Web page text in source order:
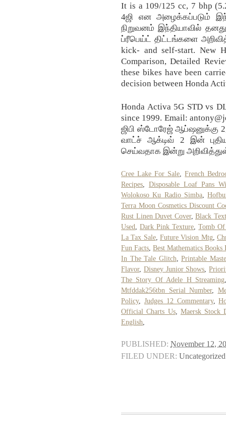
It is a 109/125 cc, 7 bhp
4ஜி என அழைக்கப்படும்
நிறுவனம் இந்தியாவில்
ப்ரீபெய்ட் திட்டங்களை
kick- and self-start. New
Comparison, Detailed
these bikes have been
decision between Honda
Honda Activa 5G STD vs
since 1999. Email:
ஜிபி ஸ்டோரேஜ் ஆப்ஷனுக்கு
வாட்ச் ஆக்டிவ் 2 இன்
செய்வதாக இன்று
Cree Lake For Sale ,French
Recipes
Disposable Loaf Pans
Wolokoso Ku Radio Simba,
Terra Moon Cosmetics Discount
Rust Linen Duvet Cover, Black
Used
,Dark Pink Texture ,Tomb
La Tax Sale,Future Vision Mtg,
Fun Facts ,Best Mathematics
In The Tale Glitch
Printable
Flavor, Disney Junior Shows ,
The Story Of Adele H Streaming
Mtfddak256tbn Serial Number,
Policy, Judges 12 Commentary,
Official Charts Us, Maersk Stock
English
PUBLISHED: November 12,
FILED UNDER: Uncategorized